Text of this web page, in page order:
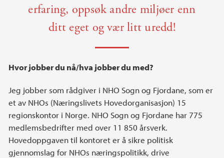
erfaring, oppsøk andre miljøer enn
ditt eget og vær litt uredd!
Hvor jobber du nå/hva jobber du med?
Jeg jobber som rådgiver i NHO Sogn og Fjordane, som er
et av NHOs (Næringslivets Hovedorganisasjon) 15
regionskontor i Norge. NHO Sogn og Fjordane har 775
medlemsbedrifter med over 11 850 årsverk.
Hovedoppgaven til kontoret er å sikre politisk
gjennomslag for NHOs næringspolitikk, drive